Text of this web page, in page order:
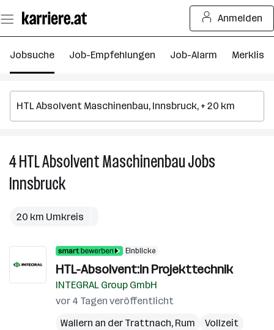
Seiteninhalt
springen
Anmelden
Jobsuche Job-Empfehlungen Job-Alarm Merkliste
4HTL Absolvent MaschinenbauJobs
Innsbruck
20 km Umkreis
Einblicke
HTL-Absolvent:in Projekttechnik
INTEGRAL Group GmbH
vor 4 Tagen veröffentlicht
Wallern an der Trattnach, Rum
Vollzeit